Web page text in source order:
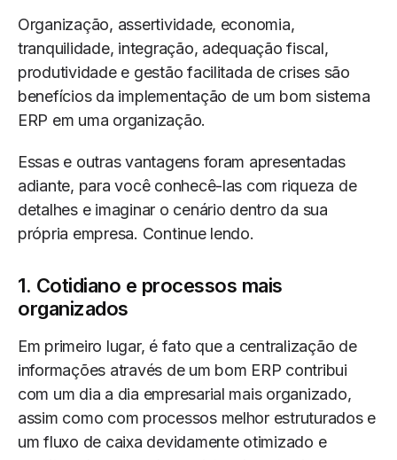
Organização, assertividade, economia,
tranquilidade, integração, adequação fiscal,
produtividade e gestão facilitada de crises são
benefícios da implementação de um bom sistema
ERP em uma organização.
Essas e outras vantagens foram apresentadas
adiante, para você conhecê-las com riqueza de
detalhes e imaginar o cenário dentro da sua
própria empresa. Continue lendo.
1. Cotidiano e processos mais
organizados
Em primeiro lugar, é fato que a centralização de
informações através de um bom ERP contribui
com um dia a dia empresarial mais organizado,
assim como com processos melhor estruturados e
um fluxo de caixa devidamente otimizado e